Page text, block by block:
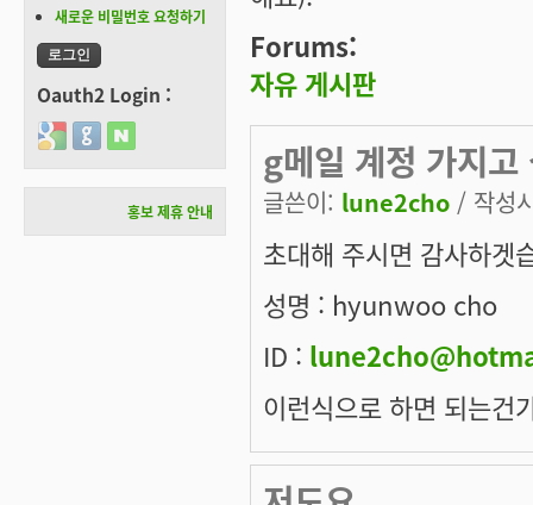
Forums:
자유 게시판
g메일 계정 가지고
글쓴이: lune2cho / 작성
초대해 주시면 감사하겟
성명 : hyunwoo cho
ID :
이런식으로 하면 되는건
새로운 비밀번호 요청하기
Oauth2 Login :
Login with Google
Login with GitHub
Login with Naver
홍보 제휴 안내